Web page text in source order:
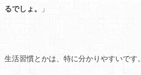
るでしょ。
」
生活習慣とかは、特に分かりやすいです。